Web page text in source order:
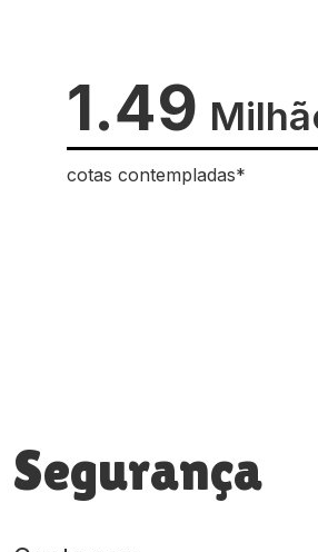
1.49
cotas contempladas*
Segurança